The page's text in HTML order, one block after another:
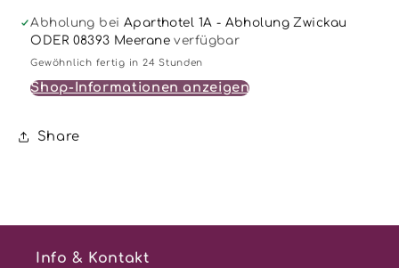
Macaron
-
Amaretto
Orange
Macaron
-
Amaretto
Orange
Abholung bei Aparthotel 1A - Abholung Zwickau
ODER 08393 Meerane verfügbar
Gewöhnlich fertig in 24 Stunden
Shop-Informationen anzeigen
Share
Info & Kontakt